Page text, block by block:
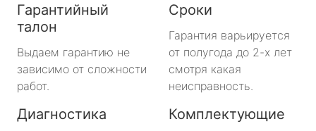
Гарантийный
талон
Выдаем гарантию не
зависимо от сложности
работ.
Сроки
Гарантия варьируется
от полугода до 2-х лет
смотря какая
неисправность.
Диагностика Комплектующие